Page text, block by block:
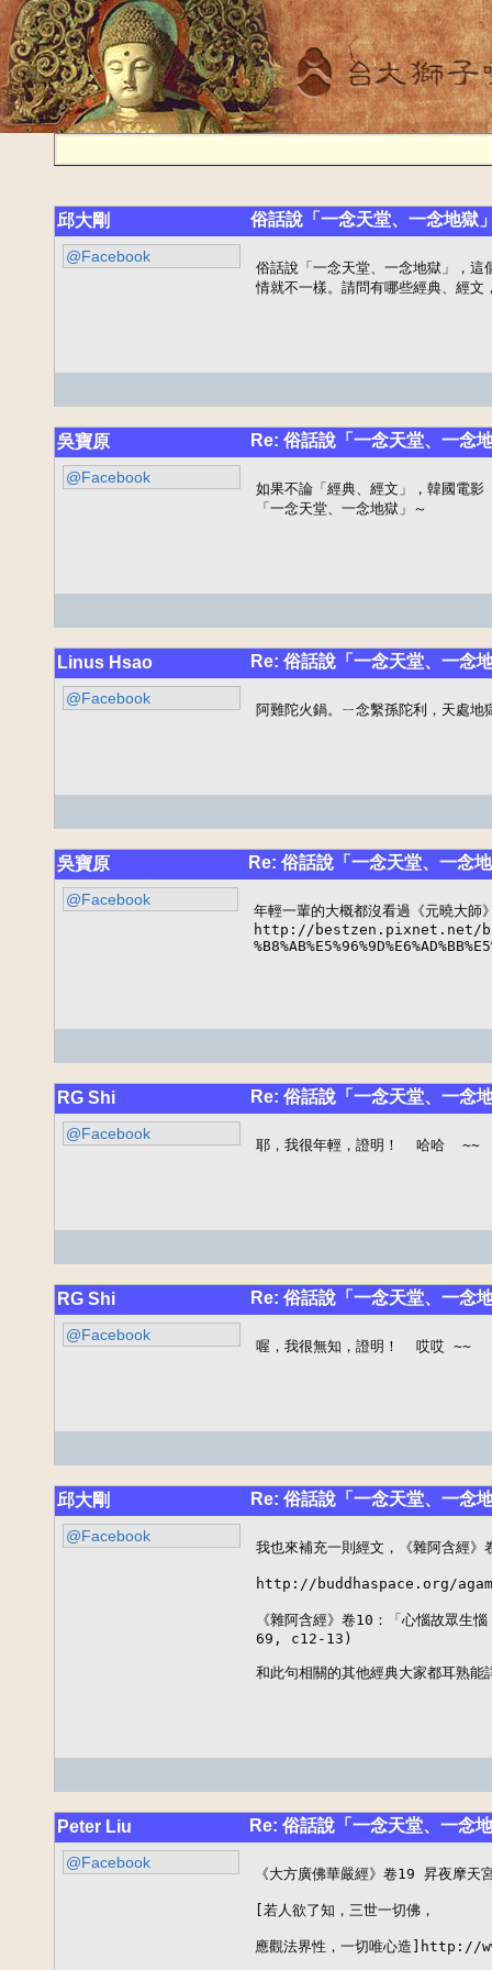
邱大剛 俗話說「一念天堂、一念地獄
@Facebook
俗話說「一念天堂、一念地獄」，
情就不一樣。請問有哪些經典、經文
吳寶原 Re: 俗話說「一念天堂、一念
@Facebook
如果不論「經典、經文」，韓國電
「一念天堂、一念地獄」～
Linus Hsao Re: 俗話說「一念天堂、一念
@Facebook
阿難陀火鍋。ㄧ念繫孫陀利，天處
吳寶原 Re: 俗話說「一念天堂、一念
@Facebook
年輕一輩的大概都沒看過《元曉大師
http://bestzen.pixnet.net/blog/
RG Shi Re: 俗話說「一念天堂、一念
@Facebook
耶，我很年輕，證明！  哈哈  ~~
RG Shi Re: 俗話說「一念天堂、一念
@Facebook
喔，我很無知，證明！  哎哎 ~~
邱大剛 Re: 俗話說「一念天堂、一念
@Facebook
我也來補充一則經文，《雜阿含經》
http://buddhaspace.org/
《雜阿含經》卷10：「心惱故
69, c12-13)
和此句相關的其他經典大家都耳熟
Peter Liu Re: 俗話說「一念天堂、一念
@Facebook
《大方廣佛華嚴經》卷19 昇夜摩天
[若人欲了知，三世一切佛，
應觀法界性，一切唯心造